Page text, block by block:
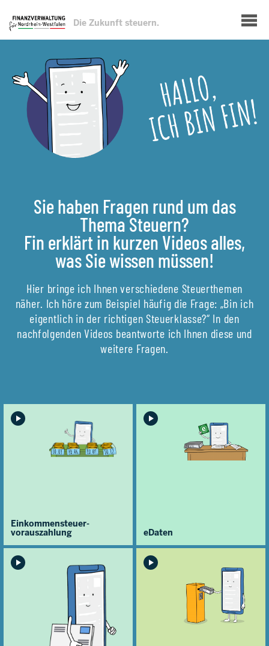
zum
Show — Hauptnavigation
Die Zukunft steuern.
Sie haben Fragen rund um das
Thema Steuern?
Fin erklärt in kurzen Videos alles,
was Sie wissen müssen!
Hier bringe ich Ihnen verschiedene Steuerthemen
näher. Ich höre zum Beispiel häufig die Frage: „Bin ich
eigentlich in der richtigen Steuerklasse?“ In den
nachfolgenden Videos beantworte ich Ihnen diese und
weitere Fragen.
Einkommensteuer­
vorauszahlung
eDaten